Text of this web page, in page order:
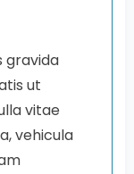
gravida
ut
vitae
vehicula